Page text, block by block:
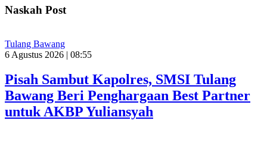
Naskah Post
Tulang Bawang
6 Agustus 2026 | 08:55
Pisah Sambut Kapolres, SMSI Tulang
Bawang Beri Penghargaan Best Partner
untuk AKBP Yuliansyah